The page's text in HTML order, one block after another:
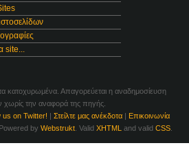
site...
κατοχυρωμένα. Απαγορεύεται η αναδημοσίευση
χωρίς την αναφορά της πηγής.
us on Twitter! | Στείλτε μας ανέκδοτα| Επικοινωνία
by Webstrukt. Valid XHTML and valid CSS.